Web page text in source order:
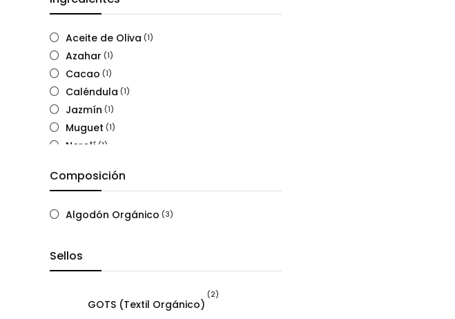
Aceite de Oliva (1)
Azahar (1)
Cacao (1)
Caléndula (1)
Jazmín (1)
Muguet (1)
Nerolí (1)
Vitamina A (1)
Vitamina E(1)
Composición
Algodón Orgánico (3)
Sellos
GOTS (Textil Orgánico)
(2)